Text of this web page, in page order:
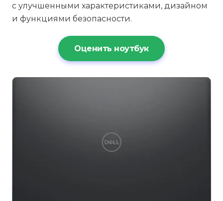
с улучшенными характеристиками, дизайном
и функциями безопасности.
Оценить ноутбук